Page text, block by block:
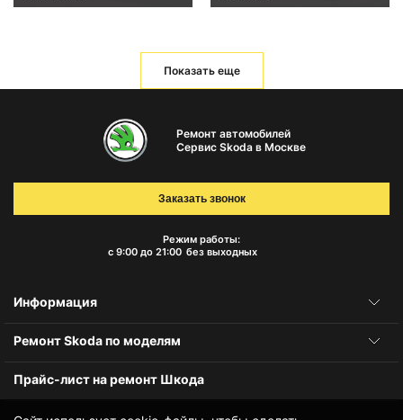
Показать еще
Ремонт автомобилей
Сервис Skoda в Москве
Режим работы:
с 9:00 до 21:00 без выходных
Заказать звонок
Информация
Ремонт Skoda по моделям
Прайс-лист на ремонт Шкода